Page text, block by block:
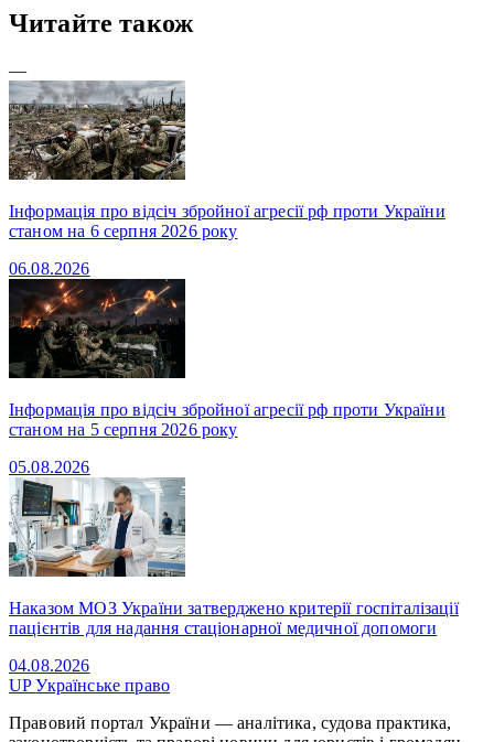
Читайте також
—
Інформація про відсіч збройної агресії рф проти України
станом на 6 серпня 2026 року
06.08.2026
Інформація про відсіч збройної агресії рф проти України
станом на 5 серпня 2026 року
05.08.2026
Наказом МОЗ України затверджено критерії госпіталізації
пацієнтів для надання стаціонарної медичної допомоги
04.08.2026
UPУкраїнське право
Правовий портал України — аналітика, судова практика,